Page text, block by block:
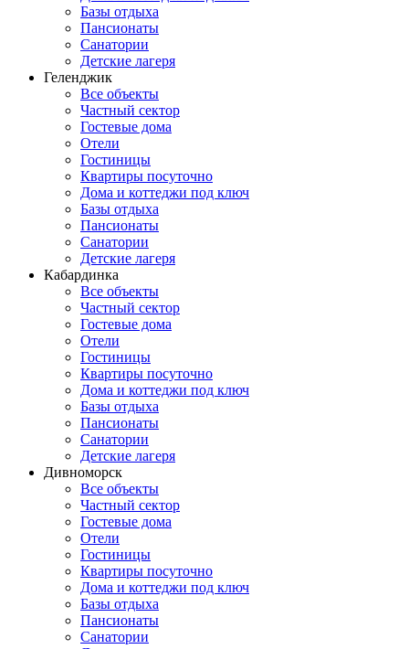
Базы отдыха
Пансионаты
Санатории
Детские лагеря
Геленджик
Все объекты
Частный сектор
Гостевые дома
Отели
Гостиницы
Квартиры посуточно
Дома и коттеджи под ключ
Базы отдыха
Пансионаты
Санатории
Детские лагеря
Кабардинка
Все объекты
Частный сектор
Гостевые дома
Отели
Гостиницы
Квартиры посуточно
Дома и коттеджи под ключ
Базы отдыха
Пансионаты
Санатории
Детские лагеря
Дивноморск
Все объекты
Частный сектор
Гостевые дома
Отели
Гостиницы
Квартиры посуточно
Дома и коттеджи под ключ
Базы отдыха
Пансионаты
Санатории